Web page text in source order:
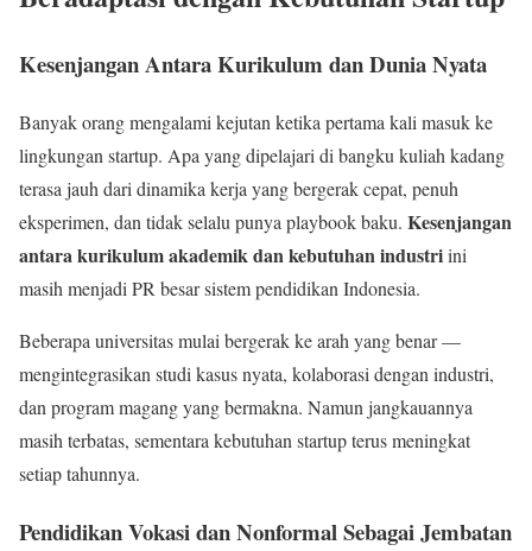
Kesenjangan Antara Kurikulum dan Dunia Nyata
Banyak orang mengalami kejutan ketika pertama kali masuk ke
lingkungan startup. Apa yang dipelajari di bangku kuliah kadang
terasa jauh dari dinamika kerja yang bergerak cepat, penuh
eksperimen, dan tidak selalu punya playbook baku. Kesenjangan
antara kurikulum akademik dan kebutuhan industriini
masih menjadi PR besar sistem pendidikan Indonesia.
Beberapa universitas mulai bergerak ke arah yang benar —
mengintegrasikan studi kasus nyata, kolaborasi dengan industri,
dan program magang yang bermakna. Namun jangkauannya
masih terbatas, sementara kebutuhan startup terus meningkat
setiap tahunnya.
Pendidikan Vokasi dan Nonformal Sebagai Jembatan